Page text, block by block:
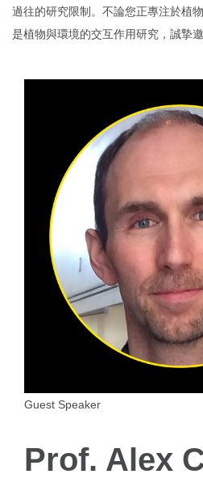
過往的研究限制。不論您正專注於植
是植物與環境的交互作用研究，誠摯
Guest Speaker
Prof. Alex